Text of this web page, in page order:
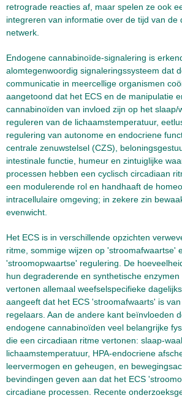
retrograde reacties af, maar spelen ze ook
integreren van informatie over de tijd van de
netwerk.
Endogene cannabinoïde-signalering is
alomtegenwoordig signaleringssysteem dat
communicatie in meercellige organismen
aangetoond dat het ECS en de manipulatie
cannabinoïden van invloed zijn op het slaap/
reguleren van de lichaamstemperatuur,
regulering van autonome en endocriene
centrale zenuwstelsel (CZS),
intestinale functie, humeur en zintuiglijke
processen hebben een cyclisch circadiaan
een modulerende rol en handhaaft de
intracellulaire omgeving; in zekere zin
evenwicht.
Het ECS is in verschillende opzichten
ritme, sommige wijzen op 'stroomafwaartse'
'stroomopwaartse' regulering. De
hun degraderende en synthetische
vertonen allemaal weefselspecifieke
aangeeft dat het ECS 'stroomafwaarts' is
regelaars. Aan de andere kant beïnvloeden
endogene cannabinoïden veel belangrijke
die een circadiaan ritme vertonen: slaap-
lichaamstemperatuur, HPA-endocriene
leervermogen en geheugen, en
bevindingen geven aan dat het ECS
circadiane processen. Recente